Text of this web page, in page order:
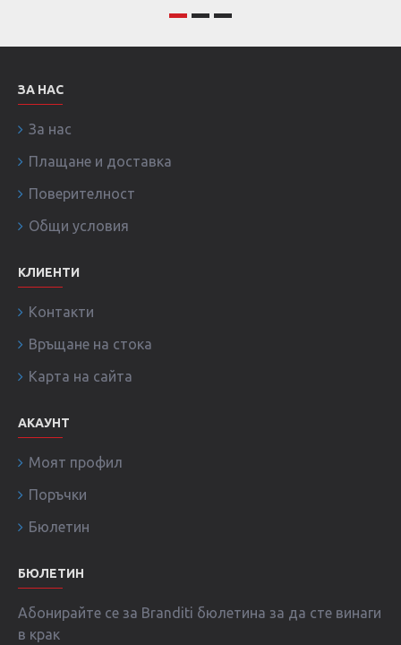
ЗА НАС
За нас
Плащане и доставка
Поверителност
Общи условия
КЛИЕНТИ
Контакти
Връщане на стока
Карта на сайта
АКАУНТ
Моят профил
Поръчки
Бюлетин
БЮЛЕТИН
Абонирайте се за Branditi бюлетина за да сте винаги
в крак